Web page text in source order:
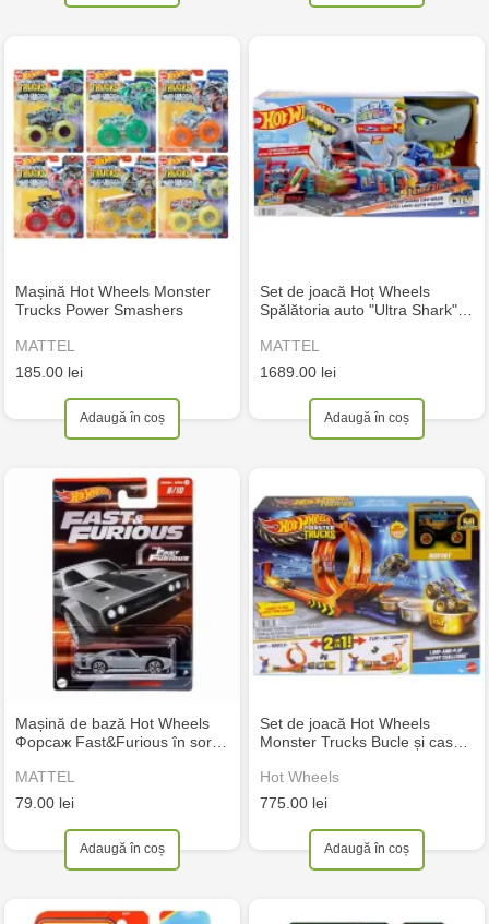
Mașină Hot Wheels Monster
Trucks Power Smashers
MATTEL
185.00 lei
Adaugă în coș
Set de joacă Hoț Wheels
Spălătoria auto "Ultra Shark"…
MATTEL
1689.00 lei
Adaugă în coș
Mașină de bază Hot Wheels
Форсаж Fast&Furious în sor…
MATTEL
79.00 lei
Adaugă în coș
Set de joacă Hot Wheels
Monster Trucks Bucle și cas…
Hot Wheels
775.00 lei
Adaugă în coș